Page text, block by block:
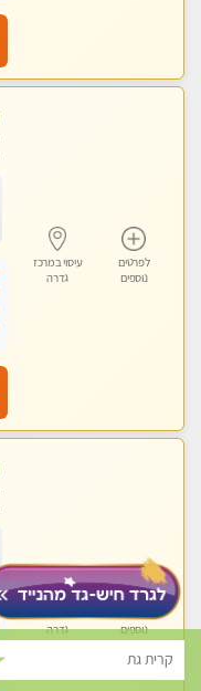
קרית גת
לפרטים
נוספים
עיסוי במרכז
גדרה
לפרטים
נוספים
עיסוי במרכז
גדרה